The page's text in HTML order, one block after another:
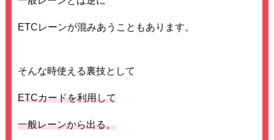
ETCレーンが混みあうこともあります。
そんな時使える裏技として
ETCカードを利用して
一般レーンから出る。